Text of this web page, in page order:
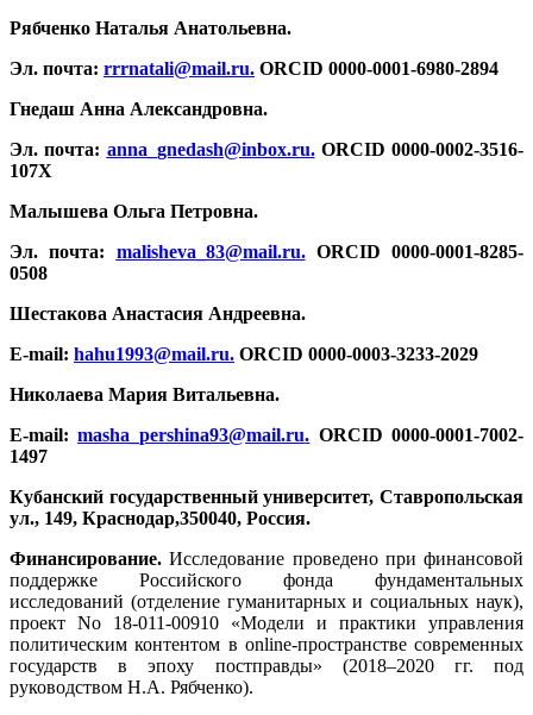
Рябченко Наталья Анатольевна.
Эл. почта: rrrnatali@mail.ru. ORCID 0000-0001-6980-2894
Гнедаш Анна Александровна.
Эл. почта: anna_gnedash@inbox.ru.ORCID 0000-0002-3516-
107X
Малышева Ольга Петровна.
Эл. почта: malisheva_83@mail.ru.ORCID 0000-0001-8285-
0508
Шестакова Анастасия Андреевна.
E-mail: hahu1993@mail.ru. ORCID 0000-0003-3233-2029
Николаева Мария Витальевна.
E-mail:masha_pershina93@mail.ru. ORCID 0000-0001-7002-
1497
Кубанский государственный университет, Ставропольская
ул., 149, Краснодар,350040, Россия.
Финансирование. Исследование проведено при финансовой
поддержке Российского фонда фундаментальных
исследований (отделение гуманитарных и социальных наук),
проект No 18-011-00910 «Модели и практики управления
политическим контентом в online-пространстве современных
государств в эпоху постправды» (2018–2020 гг. под
руководством Н.А. Рябченко).